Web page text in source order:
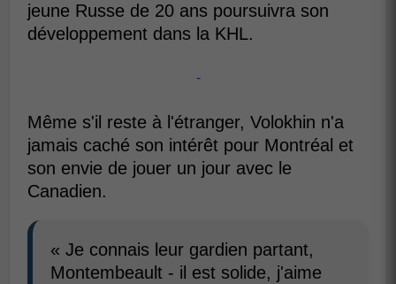
jeune Russe de 20 ans poursuivra son
développement dans la KHL.
-
Même s'il reste à l'étranger, Volokhin n'a
jamais caché son intérêt pour Montréal et
son envie de jouer un jour avec le
Canadien.
« Je connais leur gardien partant,
Montembeault - il est solide, j'aime